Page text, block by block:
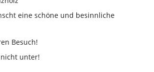
eine schöne und besinnliche
Besuch!
unter!